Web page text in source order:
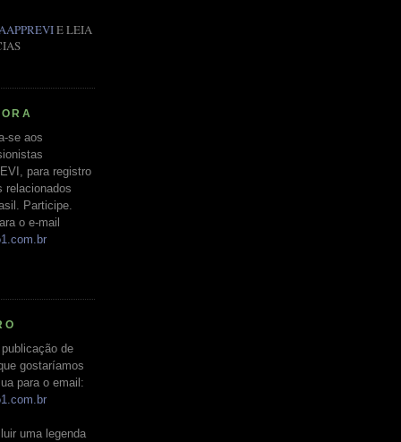
AAPPREVIE LEIA
se aos
para registro
relacionados
Participe.
o e-mail
de
gostaríamos
para o email:
uma legenda